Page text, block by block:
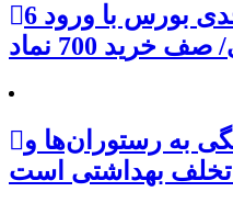
رشد 130 هزار واحدی بورس با ورود 6
700 نماد
به رستوران‌ها و
تخلف بهداشتی است